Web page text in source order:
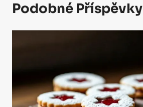
Podobné Příspěvky